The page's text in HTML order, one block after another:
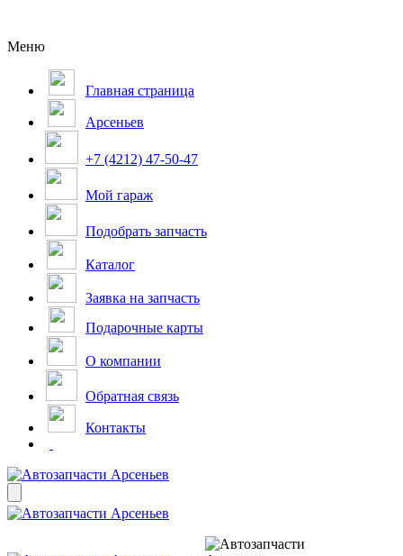
Меню
Главная страница
Арсеньев
+7 (4212) 47-50-47
Мой гараж
Подобрать запчасть
Каталог
Заявка на запчасть
Подарочные карты
О компании
Обратная связь
Контакты